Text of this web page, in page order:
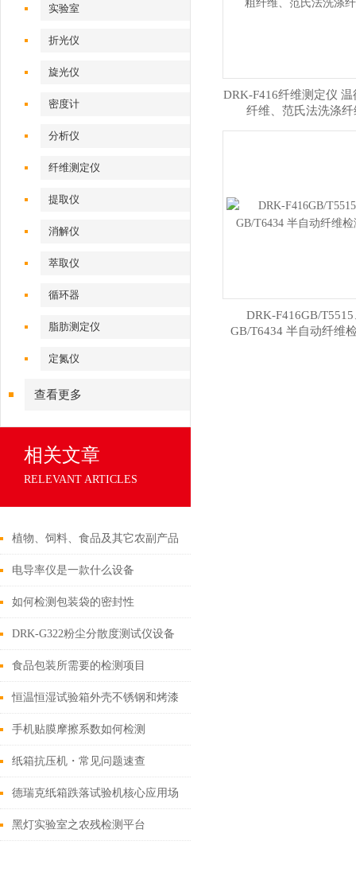
实验室
折光仪
旋光仪
密度计
分析仪
纤维测定仪
提取仪
消解仪
萃取仪
循环器
脂肪测定仪
定氮仪
查看更多
相关文章
RELEVANT ARTICLES
植物、饲料、食品及其它农副产品
行业用纤维测定仪
电导率仪是一款什么设备
如何检测包装袋的密封性
DRK-G322粉尘分散度测试仪设备
介绍
食品包装所需要的检测项目
恒温恒湿试验箱外壳不锈钢和烤漆
的区别
手机贴膜摩擦系数如何检测
纸箱抗压机・常见问题速查
德瑞克纸箱跌落试验机核心应用场
景
黑灯实验室之农残检测平台
DRK-F416纤维测定仪 温
纤维、范氏法洗涤纤
DRK-F416GB/T5515
GB/T6434 半自动纤维